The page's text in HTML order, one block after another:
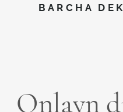
BARCHA
Onlayn